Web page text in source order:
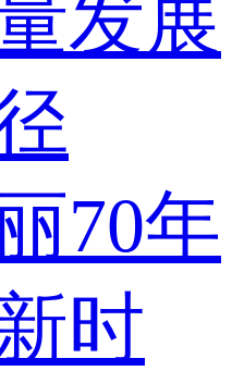
70年
时